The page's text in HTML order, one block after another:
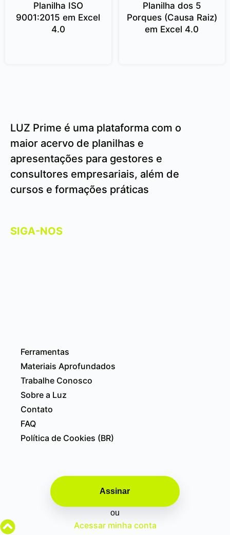
Planilha ISO
9001:2015 em Excel
4.0
Planilha dos 5
Porques (Causa Raiz)
em Excel 4.0
LUZ Prime é uma plataforma com o
maior acervo de planilhas e
apresentações para gestores e
consultores empresariais, além de
cursos e formações práticas
SIGA-NOS
Ferramentas
Materiais Aprofundados
Trabalhe Conosco
Sobre a Luz
Contato
FAQ
Política de Cookies (BR)
Assinar
ou
Acessar minha conta